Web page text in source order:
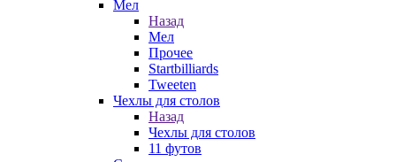
Мел
Назад
Мел
Прочее
Startbilliards
Tweeten
Чехлы для столов
Назад
Чехлы для столов
11 футов